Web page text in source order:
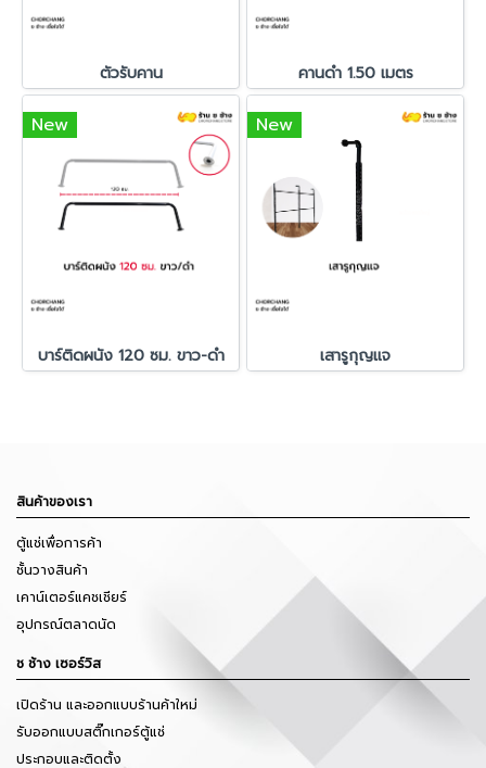
ตัวรับคาน คานดำ 1.50 เมตร
New
บาร์ติดผนัง 120 ซม. ขาว-ดำ
New
เสารูกุญแจ
สินค้าของเรา
ตู้แช่เพื่อการค้า
ชั้นวางสินค้า
เคาน์เตอร์แคชเชียร์
อุปกรณ์ตลาดนัด
ช ช้าง เซอร์วิส
เปิดร้าน และออกแบบร้านค้าใหม่
รับออกแบบสติ๊กเกอร์ตู้แช่
ประกอบและติดตั้ง